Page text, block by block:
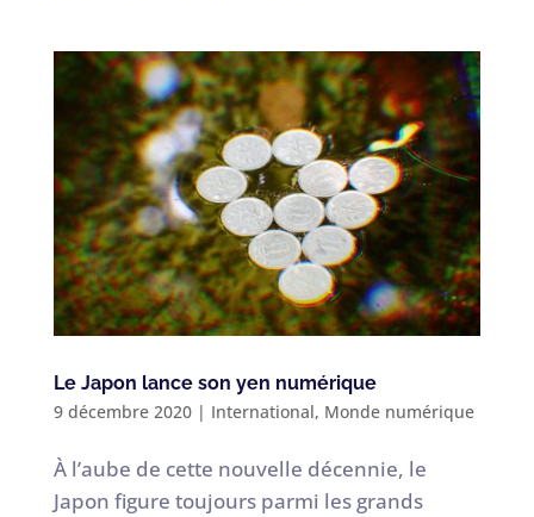
Le Japon lance son yen numérique
9 décembre 2020| International, Monde numérique
À l’aube de cette nouvelle décennie, le
Japon figure toujours parmi les grands